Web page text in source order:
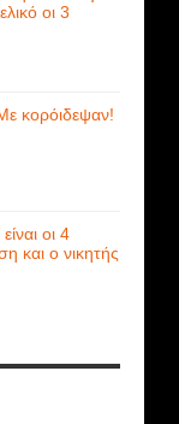
οι 3
κορόιδεψαν!
οι 4
και ο νικητής